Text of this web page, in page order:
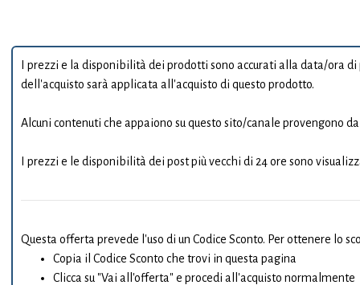
I prezzi e la disponibilità dei prodotti sono accurati alla data/ora
dell'acquisto sarà applicata all'acquisto di questo prodotto.
Alcuni contenuti che appaiono su questo sito/canale provengono
I prezzi e le disponibilità dei post più vecchi di 24 ore sono
Questa offerta prevede l'uso di un Codice Sconto. Per ottenere lo
Copia il Codice Sconto che trovi in questa pagina
Clicca su "Vai all'offerta" e procedi all'acquisto normalmente